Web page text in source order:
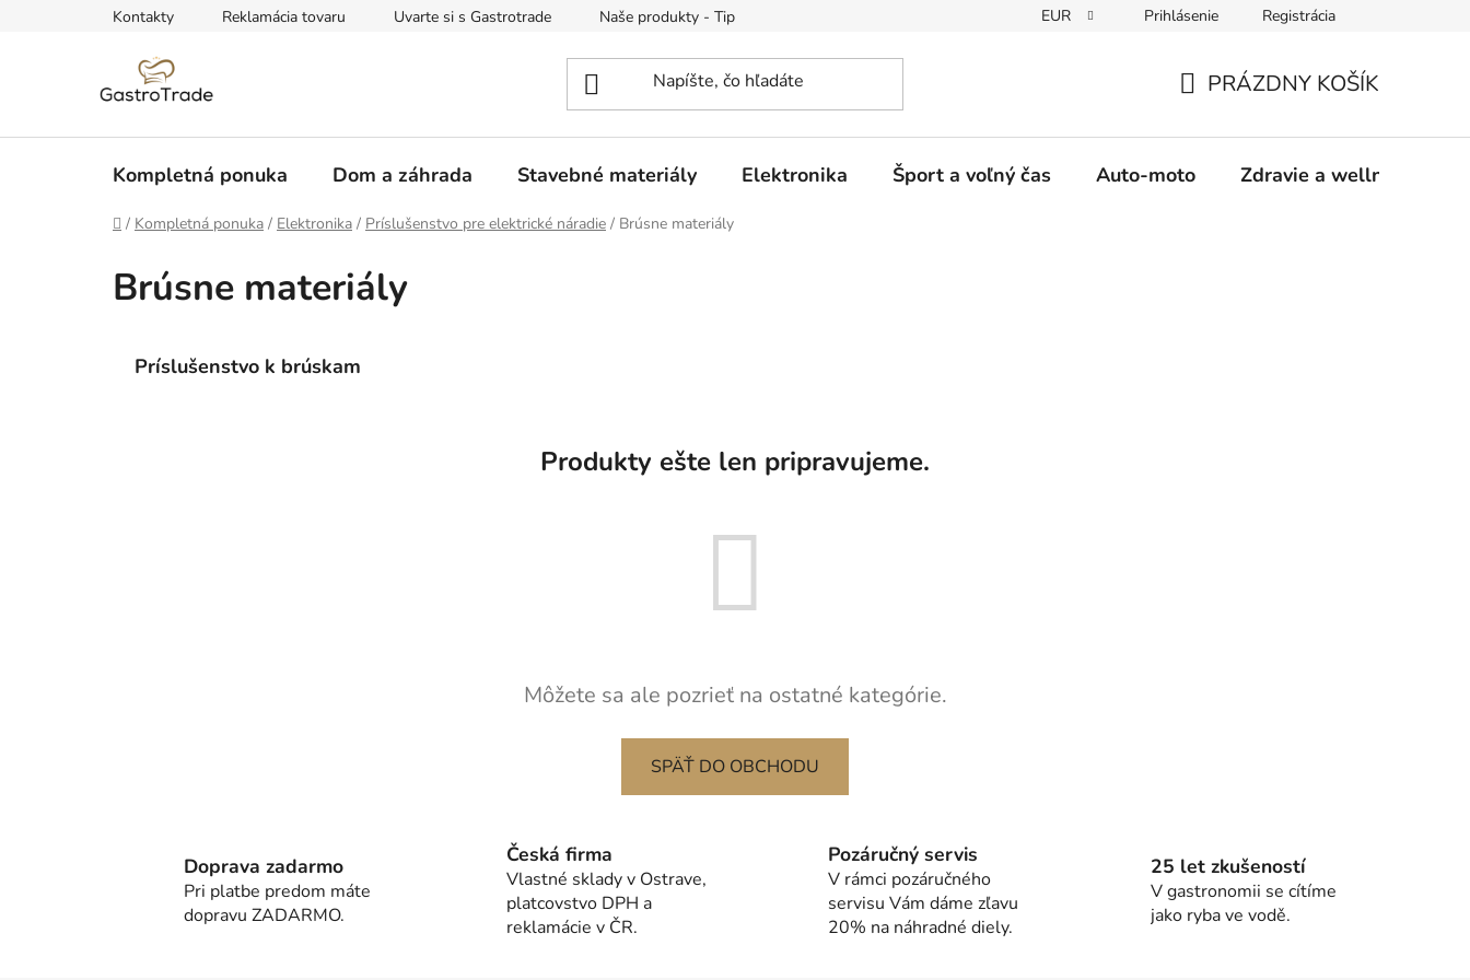
Kontakty Reklamácia tovaru Uvarte si s Gastrotrade Naše produkty - Tipy a triky Moja objednávka
EUR Prihlásenie Registrácia
KOŠÍK
PRÁZDNY KOŠÍK
Kompletná ponuka Dom a záhrada Stavebné materiály Elektronika Šport a voľný čas Auto-moto Zdravie a wellness
Domov
/ Kompletná ponuka / Elektronika / Príslušenstvo pre elektrické náradie / Brúsne materiály
Brúsne materiály
Príslušenstvo k brúskam
Produkty ešte len pripravujeme.
Môžete sa ale pozrieť na ostatné kategórie.
SPÄŤ DO OBCHODU
Doprava zadarmo
Pri platbe predom máte
dopravu ZADARMO.
Česká firma
Vlastné sklady v Ostrave,
platcovstvo DPH a
reklamácie v ČR.
Pozáručný servis
V rámci pozáručného
servisu Vám dáme zľavu
20% na náhradné diely.
25 let zkušeností
V gastronomii se cítíme
jako ryba ve vodě.